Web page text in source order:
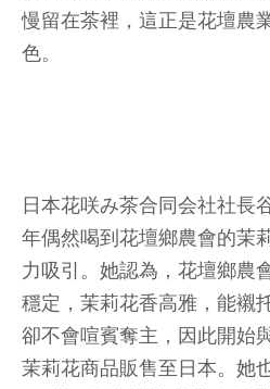
慢留在茶裡，這正是花壇農
色。
日本花咲み茶合同会社社長
年偶然喝到花壇鄉農會的茉
力吸引。她認為，花壇鄉農
穩定，茉莉花香高雅，能襯
卻不會喧賓奪主，因此開始
茉莉花商品販售至日本。她